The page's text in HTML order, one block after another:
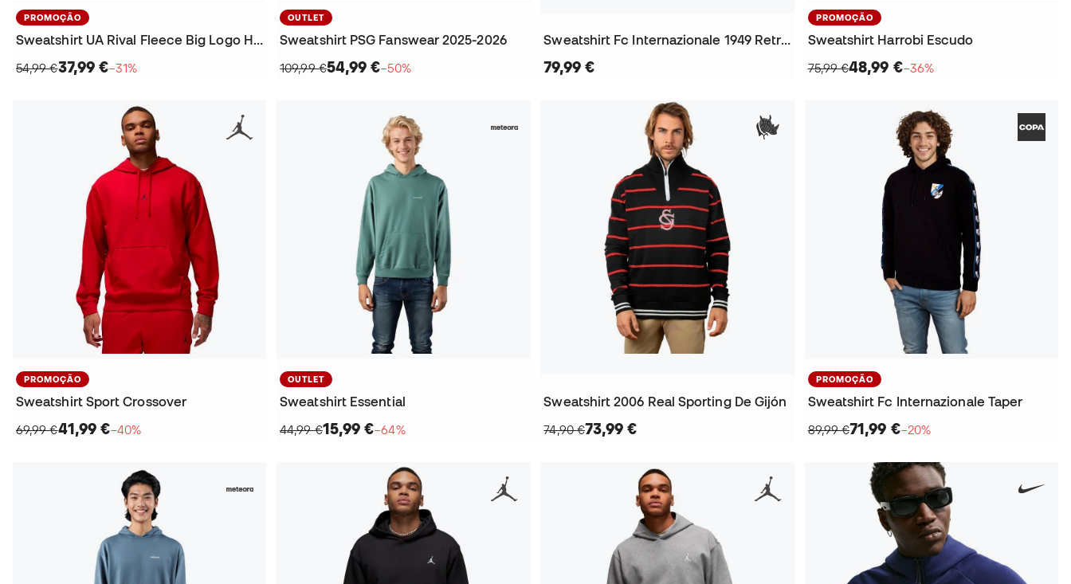
PROMOÇÃO
Sweatshirt UA Rival Fleece Big Logo Hoodie
54,99 €37,99 €−31%
OUTLET
Sweatshirt PSG Fanswear 2025-2026
109,99 €54,99 €−50%
Sweatshirt Fc Internazionale 1949 Retro Football
79,99 €
PROMOÇÃO
Sweatshirt Harrobi Escudo
75,99 €48,99 €−36%
PROMOÇÃO
Sweatshirt Sport Crossover
69,99 €41,99 €−40%
OUTLET
Sweatshirt Essential
44,99 €15,99 €−64%
Sweatshirt 2006 Real Sporting De Gijón
74,90 €73,99 €
PROMOÇÃO
Sweatshirt Fc Internazionale Taper
89,99 €71,99 €−20%